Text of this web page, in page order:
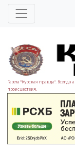
Газета "Курская правда". Всегда
происшествия.